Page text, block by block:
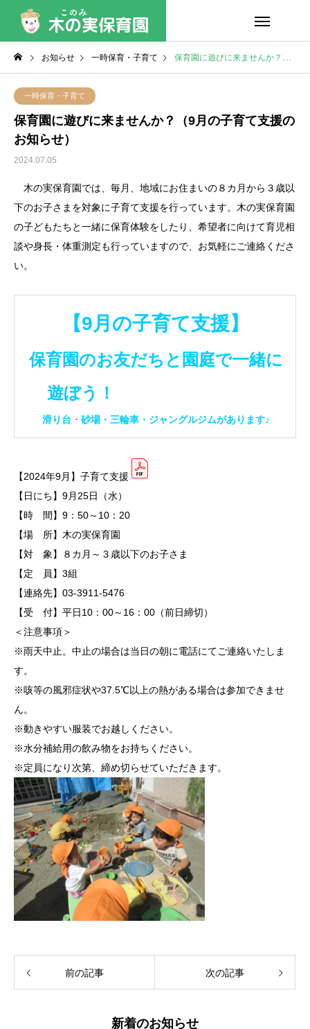
お知らせ 一時保育・子育て 保育園に遊びに来ませんか？（9月の子育て支援のお知らせ）
一時保育・子育て
保育園に遊びに来ませんか？（9月の子育て支援の
お知らせ）
2024.07.05
木の実保育園では、毎月、地域にお住まいの８カ月から３歳以
下のお子さまを対象に子育て支援を行っています。木の実保育園
の子どもたちと一緒に保育体験をしたり、希望者に向けて育児相
談や身長・体重測定も行っていますので、お気軽にご連絡くださ
い。
【9月の子育て支援】
保育園のお友だちと園庭で一緒に
遊ぼう！
滑り台・砂場・三輪車・ジャングルジムがあります♪
【2024年9月】子育て支援
【日にち】9月25日（水）
【時 間】9：50～10：20
【場 所】木の実保育園
【対 象】８カ月～３歳以下のお子さま
【定 員】3組
【連絡先】03-3911-5476
【受 付】平日10：00～16：00（前日締切）
＜注意事項＞
※雨天中止。中止の場合は当日の朝に電話にてご連絡いたしま
す。
※咳等の風邪症状や37.5℃以上の熱がある場合は参加できませ
ん。
※動きやすい服装でお越しください。
※水分補給用の飲み物をお持ちください。
※定員になり次第、締め切らせていただきます。
前の記事 次の記事
新着のお知らせ